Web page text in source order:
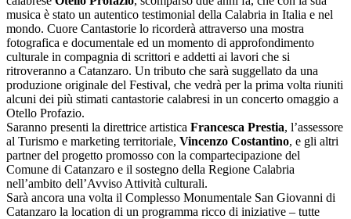
musica è stato un autentico testimonial della Calabria in Italia e nel
mondo. Cuore Cantastorie lo ricorderà attraverso una mostra
fotografica e documentale ed un momento di approfondimento
culturale in compagnia di scrittori e addetti ai lavori che si
ritroveranno a Catanzaro. Un tributo che sarà suggellato da una
produzione originale del Festival, che vedrà per la prima volta riuniti
alcuni dei più stimati cantastorie calabresi in un concerto omaggio a
Otello Profazio.
Saranno presenti la direttrice artistica Francesca Prestia, l’assessore
al Turismo e marketing territoriale, Vincenzo Costantino, e gli altri
partner del progetto promosso con la compartecipazione del
Comune di Catanzaro e il sostegno della Regione Calabria
nell’ambito dell’Avviso Attività culturali.
Sarà ancora una volta il Complesso Monumentale San Giovanni di
Catanzaro la location di un programma ricco di iniziative – tutte